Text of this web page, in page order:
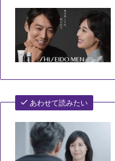
あわせて読みたい